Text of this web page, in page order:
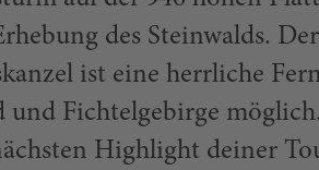
des Steinwalds.
ist eine herrliche
und Fichtelgebirge
Highlight deiner